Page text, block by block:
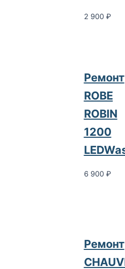
2 900 ₽
Ремонт
ROBE
ROBIN
1200
6 900 ₽
Ремонт